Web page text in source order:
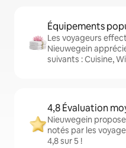
Équipements
Les voyageurs
Nieuwegein
suivants : Cuisine,
4,8 Évaluation
Nieuwegein
notés par les
4,8 sur 5 !